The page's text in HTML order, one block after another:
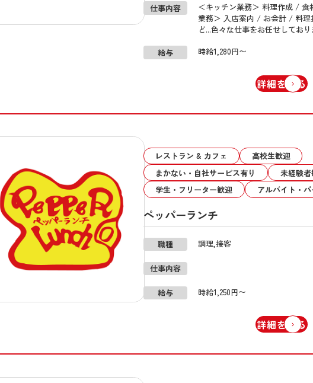
仕事内容
＜キッチン業務＞ 料理作成 /
業務＞ 入店案内 / お会計 / 料
ど...色々な仕事をお任せしており
給与 時給1,280円〜
詳細を見る
レストラン & カフェ
高校生歓迎
まかない・自社サービス有り
未経験者
学生・フリーター歓迎
アルバイト・パ
ペッパーランチ
職種 調理,接客
仕事内容
給与 時給1,250円〜
詳細を見る